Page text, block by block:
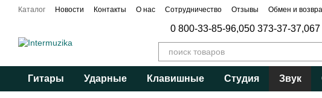
Перейти к основному контенту
Каталог Новости Контакты О нас Сотрудничество Отзывы Обмен и
0 800-33-85-96,050 373-37-37,067
Гитары Ударные Клавишные Студия Звук